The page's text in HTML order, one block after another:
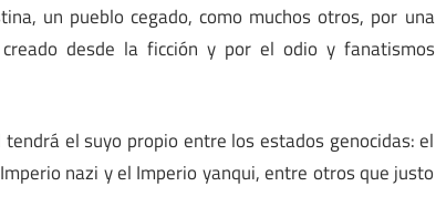
un pueblo cegado, como muchos otros, por una
desde la ficción y por el odio y fanatismos
el suyo propio entre los estados genocidas: el
nazi y el Imperio yanqui, entre otros que justo